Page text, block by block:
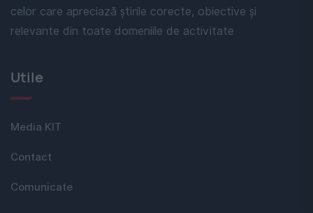
celor care apreciază știrile corecte, obiective și
relevante din toate domeniile de activitate
Utile
Media KIT
Contact
Comunicate